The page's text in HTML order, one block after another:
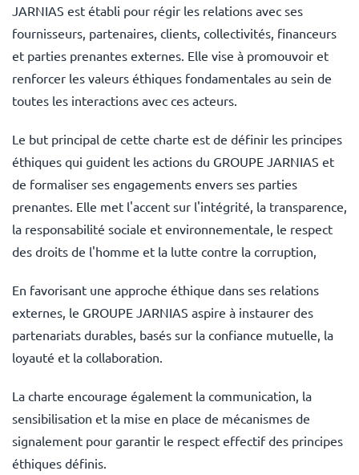
JARNIAS est établi pour régir les relations avec ses
fournisseurs, partenaires, clients, collectivités, financeurs
et parties prenantes externes. Elle vise à promouvoir et
renforcer les valeurs éthiques fondamentales au sein de
toutes les interactions avec ces acteurs.
Le but principal de cette charte est de définir les principes
éthiques qui guident les actions du GROUPE JARNIAS et
de formaliser ses engagements envers ses parties
prenantes. Elle met l'accent sur l'intégrité, la transparence,
la responsabilité sociale et environnementale, le respect
des droits de l'homme et la lutte contre la corruption,
En favorisant une approche éthique dans ses relations
externes, le GROUPE JARNIAS aspire à instaurer des
partenariats durables, basés sur la confiance mutuelle, la
loyauté et la collaboration.
La charte encourage également la communication, la
sensibilisation et la mise en place de mécanismes de
signalement pour garantir le respect effectif des principes
éthiques définis.